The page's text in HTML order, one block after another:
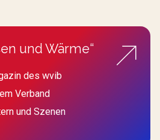
und Wärme“
des wvib
Verband
und Szenen